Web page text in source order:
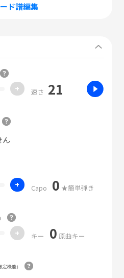
ド譜編集
+ 速さ 21
ん
+ Capo 0 ★簡単弾き
+ キー 0 原曲キー
定機能）